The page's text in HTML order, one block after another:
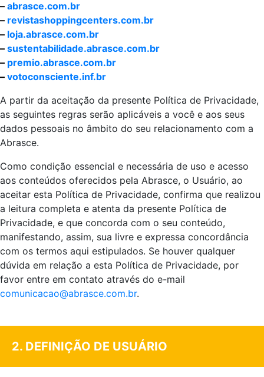
– abrasce.com.br
– revistashoppingcenters.com.br
– loja.abrasce.com.br
– sustentabilidade.abrasce.com.br
– premio.abrasce.com.br
– votoconsciente.inf.br
A partir da aceitação da presente Política de Privacidade,
as seguintes regras serão aplicáveis a você e aos seus
dados pessoais no âmbito do seu relacionamento com a
Abrasce.
Como condição essencial e necessária de uso e acesso
aos conteúdos oferecidos pela Abrasce, o Usuário, ao
aceitar esta Política de Privacidade, confirma que realizou
a leitura completa e atenta da presente Política de
Privacidade, e que concorda com o seu conteúdo,
manifestando, assim, sua livre e expressa concordância
com os termos aqui estipulados. Se houver qualquer
dúvida em relação a esta Política de Privacidade, por
favor entre em contato através do e-mail
comunicacao@abrasce.com.br.
2. DEFINIÇÃO DE USUÁRIO